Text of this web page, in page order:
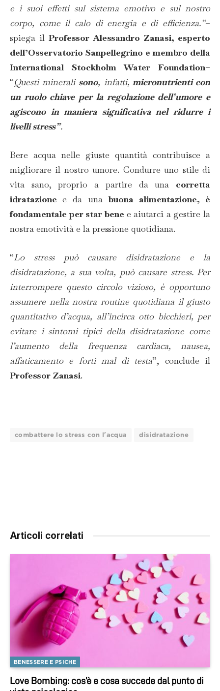
e i suoi effetti sul sistema emotivo e sul nostro
corpo, come il calo di energia e di efficienza.”–
spiega ilProfessor Alessandro Zanasi, esperto
dell’Osservatorio Sanpellegrino e membro della
International Stockholm Water Foundation–
“Questi mineralisono, infatti, micronutrienti con
un ruolo chiave per la regolazione dell’umore e
agiscono in maniera significativa nel ridurre i
livelli stress”.
Bere acqua nelle giuste quantità contribuisce a
migliorare il nostro umore. Condurre uno stile di
vita sano, proprio a partire da una corretta
idratazionee da unabuona alimentazione, è
fondamentale per star bene e aiutarci a gestire la
nostra emotività e la pressione quotidiana.
“Lo stress può causare disidratazione e la
disidratazione, a sua volta, può causare stress. Per
interrompere questo circolo vizioso, è opportuno
assumere nella nostra routine quotidiana il giusto
quantitativo d’acqua, all’incirca otto bicchieri, per
evitare i sintomi tipici della disidratazione come
l’aumento della frequenza cardiaca, nausea,
affaticamento e forti mal di testa”, conclude il
Professor Zanasi.
combattere lo stress con l'acqua disidratazione
Articoli correlati
BENESSERE E PSICHE
Love Bombing: cos’è e cosa succede dal punto di